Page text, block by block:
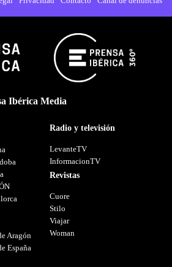
Ibérica Media
Aragón
España
Radio y televisión
LevanteTV
InformacionTV
Revistas
Cuore
Stilo
Viajar
Woman